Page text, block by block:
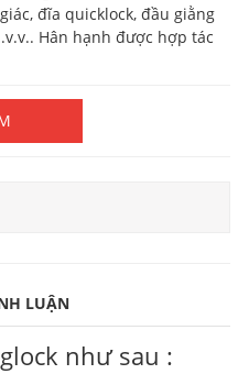
đĩa quicklock, đầu giằng
Hân hạnh được hợp tác
LUẬN
như sau :